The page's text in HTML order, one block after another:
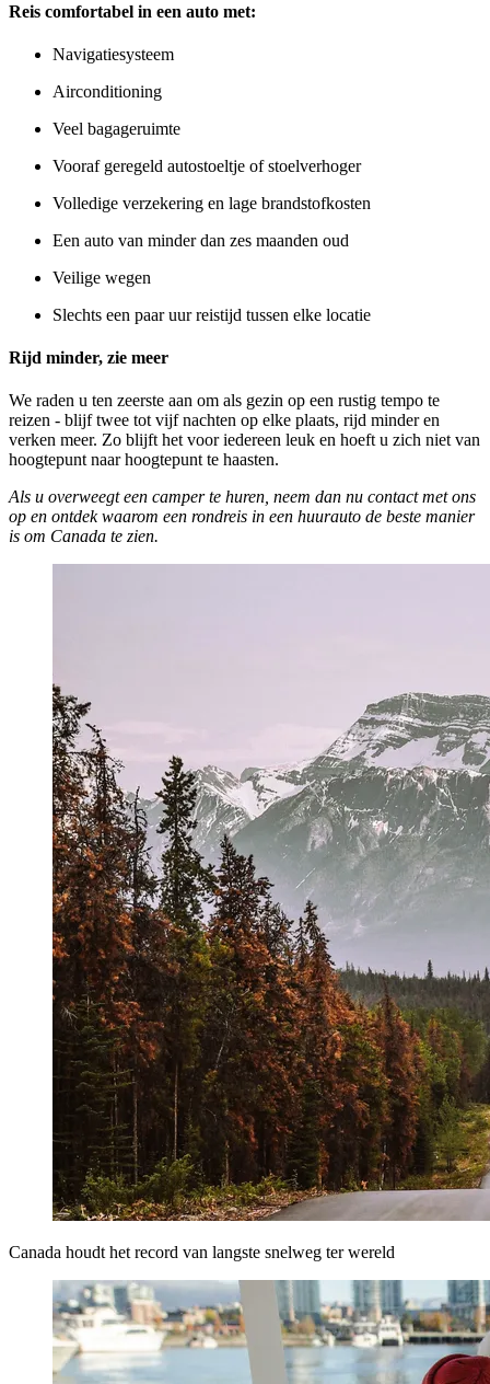
Reis comfortabel in een auto met:
Navigatiesysteem
Airconditioning
Veel bagageruimte
Vooraf geregeld autostoeltje of stoelverhoger
Volledige verzekering en lage brandstofkosten
Een auto van minder dan zes maanden oud
Veilige wegen
Slechts een paar uur reistijd tussen elke locatie
Rijd minder, zie meer
We raden u ten zeerste aan om als gezin op een rustig tempo te
reizen - blijf twee tot vijf nachten op elke plaats, rijd minder en
verken meer. Zo blijft het voor iedereen leuk en hoeft u zich niet van
hoogtepunt naar hoogtepunt te haasten.
Als u overweegt een camper te huren, neem dan nu contact met ons
op en ontdek waarom een rondreis in een huurauto de beste manier
is om Canada te zien.
Canada houdt het record van langste snelweg ter wereld